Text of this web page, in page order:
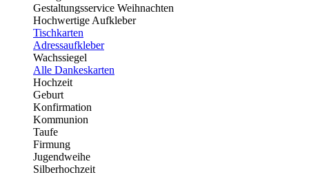
Gestaltungsservice Weihnachten
Hochwertige Aufkleber
Tischkarten
Adressaufkleber
Wachssiegel
Alle Dankeskarten
Hochzeit
Geburt
Konfirmation
Kommunion
Taufe
Firmung
Jugendweihe
Silberhochzeit